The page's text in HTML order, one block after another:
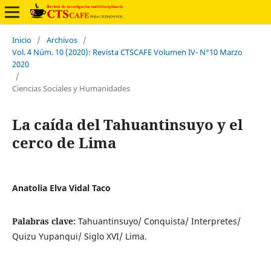
Inicio / Archivos /
Vol. 4 Núm. 10 (2020): Revista CTSCAFE Volumen IV- N°10 Marzo
2020
/
Ciencias Sociales y Humanidades
La caída del Tahuantinsuyo y el
cerco de Lima
Anatolia Elva Vidal Taco
Palabras clave: Tahuantinsuyo/ Conquista/ Interpretes/
Quizu Yupanqui/ Siglo XVI/ Lima.